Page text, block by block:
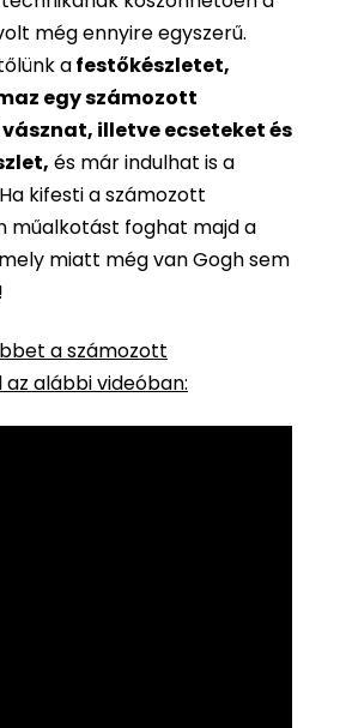
még ennyire egyszerű.
afestőkészletet,
egy számozott
illetve ecseteket és
és már indulhat is a
kifesti a számozott
műalkotást foghat majd a
miatt még van Gogh sem
a számozott
alábbi videóban: